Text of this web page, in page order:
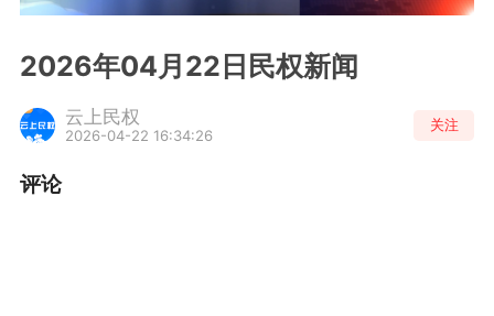
2026年04月22日民权新闻
云上民权
2026-04-22 16:34:26
关注
评论